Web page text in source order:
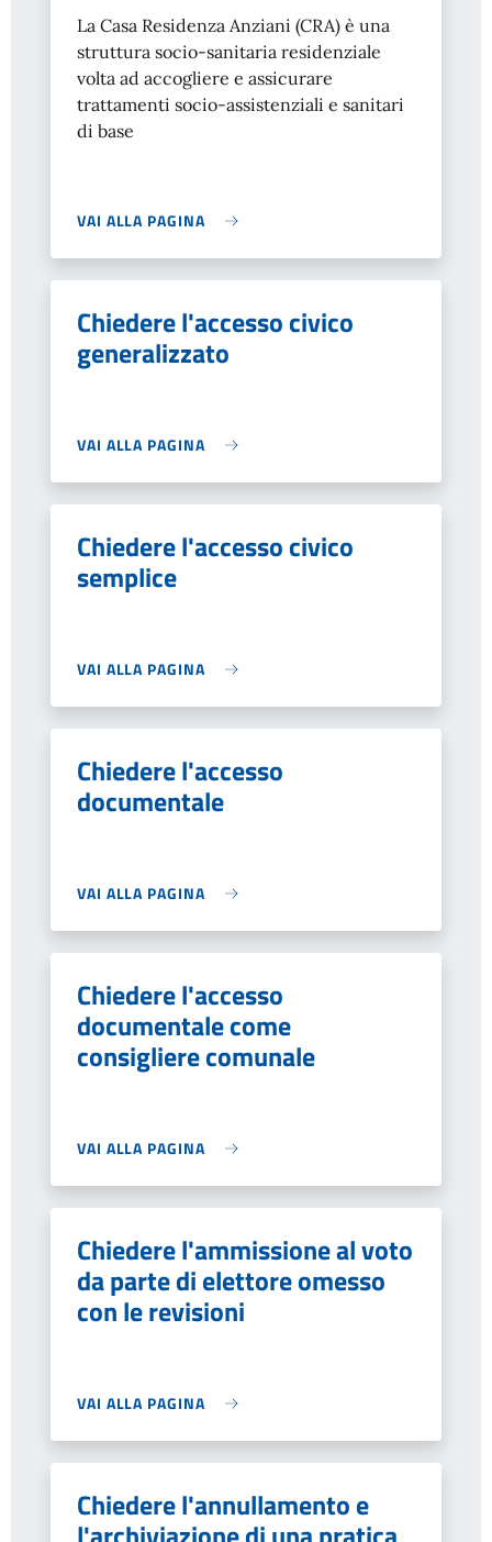
La Casa Residenza Anziani (CRA) è una
struttura socio-sanitaria residenziale
volta ad accogliere e assicurare
trattamenti socio-assistenziali e sanitari
di base
VAI ALLA PAGINA
Chiedere l'accesso civico
generalizzato
VAI ALLA PAGINA
Chiedere l'accesso civico
semplice
VAI ALLA PAGINA
Chiedere l'accesso
documentale
VAI ALLA PAGINA
Chiedere l'accesso
documentale come
consigliere comunale
VAI ALLA PAGINA
Chiedere l'ammissione al voto
da parte di elettore omesso
con le revisioni
VAI ALLA PAGINA
Chiedere l'annullamento e